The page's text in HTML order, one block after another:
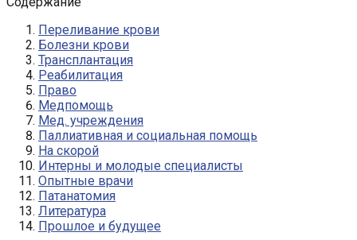
Переливание крови
Болезни крови
Трансплантация
Реабилитация
Право
Медпомощь
Мед. учреждения
Паллиативная и социальная помощь
На скорой
Интерны и молодые специалисты
Опытные врачи
Патанатомия
Литература
Прошлое и будущее